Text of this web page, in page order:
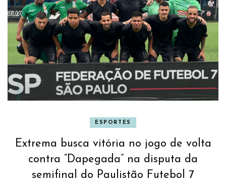
ESPORTES
Extrema busca vitória no jogo de volta
contra “Dapegada” na disputa da
semifinal do Paulistão Futebol 7